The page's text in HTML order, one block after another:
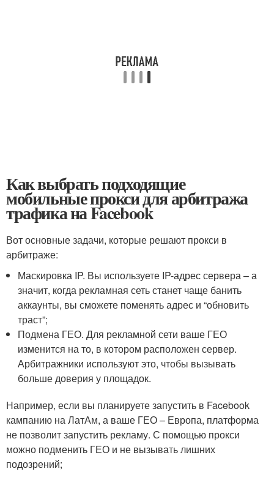
Как выбрать подходящие
мобильные прокси для арбитража
трафика на Facebook
Вот основные задачи, которые решают прокси в
арбитраже:
Маскировка IP. Вы используете IP-адрес сервера – а
значит, когда рекламная сеть станет чаще банить
аккаунты, вы сможете поменять адрес и “обновить
траст”;
Подмена ГЕО. Для рекламной сети ваше ГЕО
изменится на то, в котором расположен сервер.
Арбитражники используют это, чтобы вызывать
больше доверия у площадок.
Например, если вы планируете запустить в Facebook
кампанию на ЛатАм, а ваше ГЕО – Европа, платформа
не позволит запустить рекламу. С помощью прокси
можно подменить ГЕО и не вызывать лишних
подозрений;